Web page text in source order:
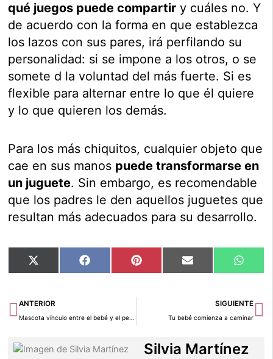
qué juegos puede compartir y cuáles no. Y
de acuerdo con la forma en que establezca
los lazos con sus pares, irá perfilando su
personalidad: si se impone a los otros, o se
somete d la voluntad del más fuerte. Si es
flexible para alternar entre lo que él quiere
y lo que quieren los demás.
Para los más chiquitos, cualquier objeto que
cae en sus manos puede transformarse en
un juguete. Sin embargo, es recomendable
que los padres le den aquellos juguetes que
resultan más adecuados para su desarrollo.
Compartir
en
X
(Twitter)
Compartir
en
Facebook Compartir
en
Pinterest Compartir
en
Email
en
Ant
ANTERIOR
Mascota vínculo entre el bebé y el perro
SIGUIENTE
Tu bebé comienza a caminar
Silvia Martínez